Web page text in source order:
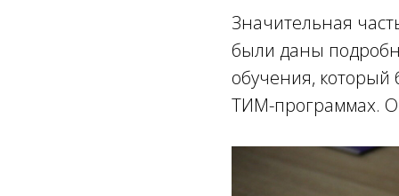
Значительная
были даны
обучения, который
ТИМ-программах.